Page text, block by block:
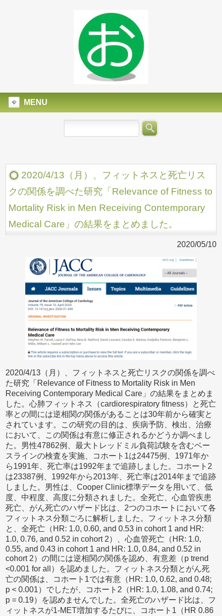
MENU
2020/4/13（月）、フィットネスと死亡リス
クの関係を調べた研究「Relevance of Fitness to
Mortality Risk in Men Receiving Contemporary
Medical Care」の結果をまとめました。
2020/05/10
2020/4/13（月）、フィットネスと死亡リスクの関係を調べ
た研究「Relevance of Fitness to Mortality Risk in Men
Receiving Contemporary Medical Care」の結果をまとめま
した。心肺フィットネス（cardiorespiratory fitness）と死亡
率との間には逆相関の関係があることは30年前から確実と
されています。この研究の目的は、疾病予防、検出、治療
において、この関係は有意に修正されるかどうか調べまし
た。男性47862例、最大トレッドミル負荷試験を含むベー
スラインの検査を実施、コホート1は24475例、1971年か
ら1991年、死亡率は1992年まで追跡しました。コホート2
は23387例、1992年から2013年、死亡率は2014年まで追跡
しました。男性は、Cooper Clinic標準データを用いて、低
度、中程度、高度に分類されました。全死亡、心血管疾患
死亡、がん死亡のハザード比は、2つのコホートにおいて各
フィットネス分類ごろに解析しました。フィットネス分類
と、全死亡（HR: 1.0, 0.60, and 0.53 in cohort 1 and HR:
1.0, 0.76, and 0.52 in cohort 2）、心血管死亡（HR: 1.0,
0.55, and 0.43 in cohort 1 and HR: 1.0, 0.84, and 0.52 in
cohort 2）の間には逆相関の関係を認め、有意差（p trend
<0.001 for all）を認めました。フィットネス分類とがん死
亡の関係は、コホート1では有意（HR: 1.0, 0.62, and 0.48;
p < 0.001）でしたが、コホート2（HR: 1.0, 1.08, and 0.74;
p = 0.19）を認めませんでした。全死亡のハザード比は、フ
ィットネスが1-MET増加するたびに、コホート1（HR 0.86